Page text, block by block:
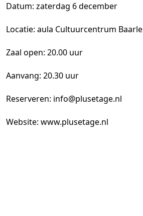
Datum: zaterdag 6 december
Locatie: aula Cultuurcentrum Baarle
Zaal open: 20.00 uur
Aanvang: 20.30 uur
Reserveren: info@plusetage.nl
Website: www.plusetage.nl